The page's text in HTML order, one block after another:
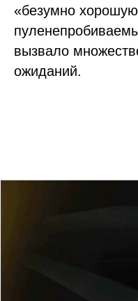
«безумно
вызвало
ожиданий.